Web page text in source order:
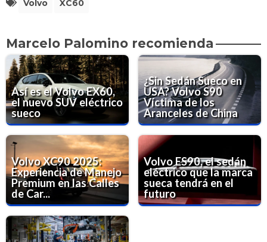
Volvo XC60
Marcelo Palomino recomienda
Así es el Volvo EX60,
el nuevo SUV eléctrico
sueco
¿Sin Sedán Sueco en
USA? Volvo S90
Víctima de los
Aranceles de China
Volvo XC90 2025:
Experiencia de Manejo
Premium en las Calles
de Car...
Volvo ES90, el sedán
eléctrico que la marca
sueca tendrá en el
futuro